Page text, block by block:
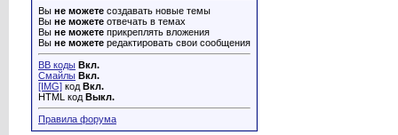
Вы не можете создавать новые темы
Вы не можете отвечать в темах
Вы не можете прикреплять вложения
Вы не можете редактировать свои сообщения
BB коды Вкл.
Смайлы Вкл.
[IMG] код Вкл.
HTML код Выкл.
Правила форума